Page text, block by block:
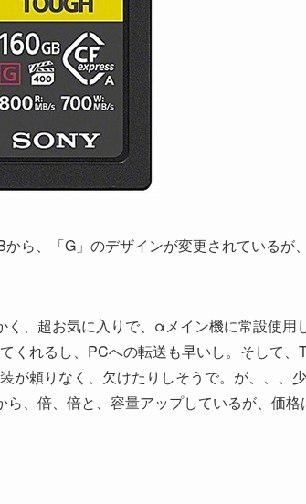
ら、「G」のデザインが変更されているが
、超お気に入りで、αメイン機に常設使用
くれるし、PCへの転送も早いし。そして、
が頼りなく、欠けたりしそうで。が、、、
、倍、倍と、容量アップしているが、価